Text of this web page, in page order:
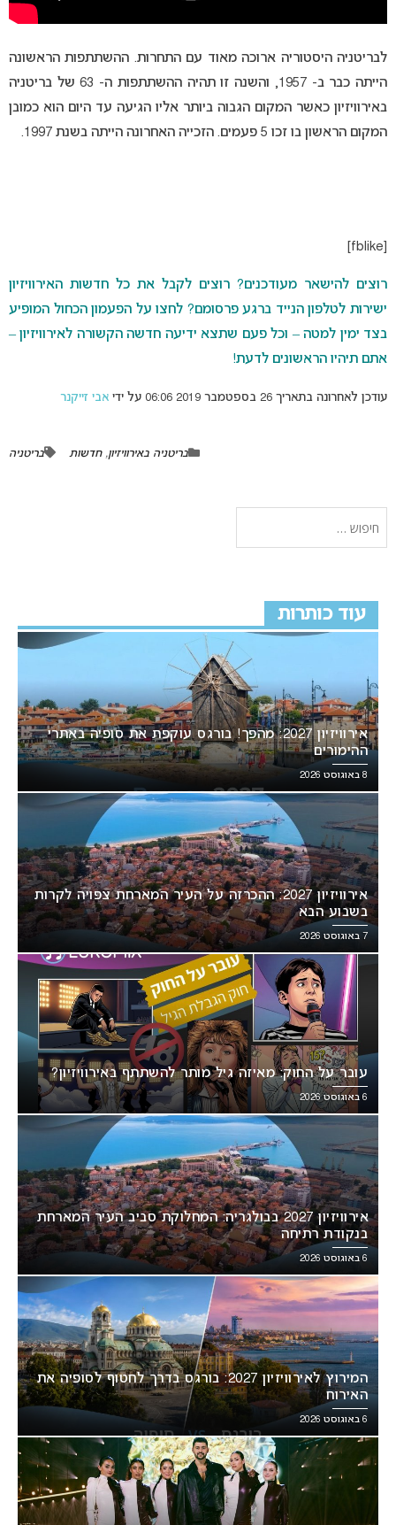
לבריטניה היסטוריה ארוכה מאוד עם התחרות. ההשתתפות הראשונה
הייתה כבר ב- 1957, והשנה זו תהיה ההשתתפות ה- 63 של בריטניה
באירוויזיון כאשר המקום הגבוה ביותר אליו הגיעה עד היום הוא כמובן
המקום הראשון בו זכו 5 פעמים. הזכייה האחרונה הייתה בשנת 1997.
רוצים להישאר מעודכנים? רוצים לקבל את כל חדשות האירוויזיון
ישירות לטלפון הנייד ברגע פרסומם? לחצו על הפעמון הכחול המופיע
בצד ימין למטה – וכל פעם שתצא ידיעה חדשה הקשורה לאירוויזיון –
אתם תיהיו הראשונים לדעת!
עודכן לאחרונה בתאריך 26 בספטמבר 2019 06:06 על ידי אבי זייקנר
בריטניה באירוויזיון,חדשות בריטניה
עוד כותרות
אירוויזיון 2027: מהפך! בורגס עוקפת את סופיה באתרי
ההימורים
8 באוגוסט 2026
אירוויזיון 2027: ההכרזה על העיר המארחת צפויה לקרות
בשבוע הבא
7 באוגוסט 2026
עובר על החוק: מאיזה גיל מותר להשתתף באירוויזיון?
6 באוגוסט 2026
אירוויזיון 2027 בבולגריה: המחלוקת סביב העיר המארחת
בנקודת רתיחה
6 באוגוסט 2026
המירוץ לאירוויזיון 2027: בורגס בדרך לחטוף לסופיה את
האירוח
6 באוגוסט 2026